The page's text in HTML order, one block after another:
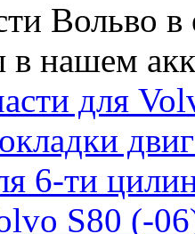
Вольво
в нашем
для
6-ти
S80 (-